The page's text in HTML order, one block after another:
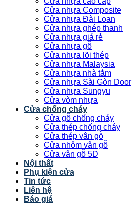
Cửa nhựa Composite
Cửa nhựa Đài Loan
Cửa nhựa ghép thanh
Cửa nhựa giá rẻ
Cửa nhựa gỗ
Cửa nhựa lõi thép
Cửa nhựa Malaysia
Cửa nhựa nhà tắm
Cửa nhựa Sài Gòn Door
Cửa nhựa Sungyu
Cửa vòm nhựa
Cửa chống cháy
Cửa gỗ chống cháy
Cửa thép chống cháy
Cửa thép vân gỗ
Cửa nhôm vân gỗ
Cửa vân gỗ 5D
Nội thất
Phụ kiện cửa
Tin tức
Liên hệ
Báo giá